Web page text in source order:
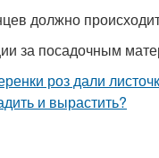
должно
за посадочным